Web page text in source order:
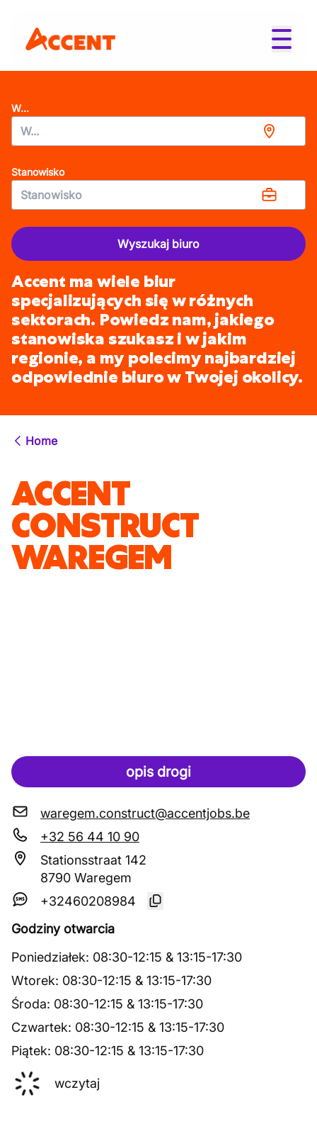
W...
Stanowisko
Wyszukaj biuro
Accent ma wiele biur
specjalizujących się w różnych
sektorach. Powiedz nam, jakiego
stanowiska szukasz i w jakim
regionie, a my polecimy najbardziej
odpowiednie biuro w Twojej okolicy.
Home
ACCENT
CONSTRUCT
WAREGEM
opis drogi
waregem.construct@accentjobs.be
+32 56 44 10 90
Stationsstraat 142
8790 Waregem
+32460208984
Godziny otwarcia
Poniedziałek: 08:30-12:15 & 13:15-17:30
Wtorek: 08:30-12:15 & 13:15-17:30
Środa: 08:30-12:15 & 13:15-17:30
Czwartek: 08:30-12:15 & 13:15-17:30
Piątek: 08:30-12:15 & 13:15-17:30
wczytaj